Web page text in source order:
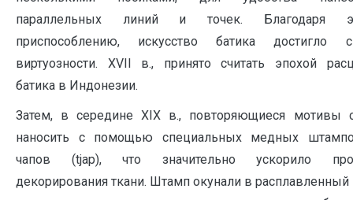
параллельных линий и точек. Благодаря
приспособлению, искусство батика достигло
виртуозности. XVII в., принято считать эпохой
батика в Индонезии.
Затем, в середине XIX в., повторяющиеся мотивы
наносить с помощью специальных медных
чапов (tjap), что значительно ускорило
декорирования ткани. Штамп окунали в расплавленный